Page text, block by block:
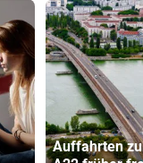
Auffahrten